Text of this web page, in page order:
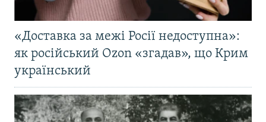
«Доставка за межі Росії недоступна»:
як російський Ozon «згадав», що Крим
український